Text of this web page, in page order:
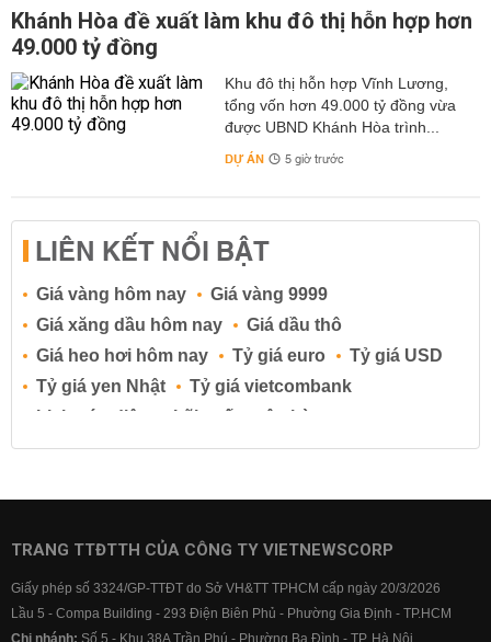
Khánh Hòa đề xuất làm khu đô thị hỗn hợp hơn
49.000 tỷ đồng
Khu đô thị hỗn hợp Vĩnh Lương,
tổng vốn hơn 49.000 tỷ đồng vừa
được UBND Khánh Hòa trình...
DỰ ÁN 5 giờ trước
LIÊN KẾT NỔI BẬT
Giá vàng hôm nay
Giá vàng 9999
Giá xăng dầu hôm nay
Giá dầu thô
Giá heo hơi hôm nay
Tỷ giá euro
Tỷ giá USD
Tỷ giá yen Nhật
Tỷ giá vietcombank
Lịch cúp điện
Lãi suất ngân hàng
Lãi suất tiết kiệm
Lãi suất tiền gửi
Lãi suất ngân hàng BIDV
Lãi suất ngân hàng Vietcombank
TRANG TTĐTTH CỦA CÔNG TY VIETNEWSCORP
Giấy phép số 3324/GP-TTĐT do Sở VH&TT TPHCM cấp ngày 20/3/2026
Lầu 5 - Compa Building - 293 Điện Biên Phủ - Phường Gia Định - TP.HCM